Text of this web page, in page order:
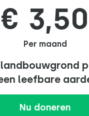
€ 3,50
Per maand
landbouwgrond
leefbare
Nu doneren